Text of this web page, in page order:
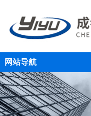
网站导航